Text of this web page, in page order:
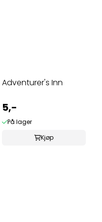
Adventurer's Inn
5,-
På lager
Kjøp